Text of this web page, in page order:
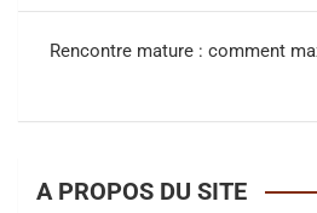
Rencontre mature : comment
A PROPOS DU SITE